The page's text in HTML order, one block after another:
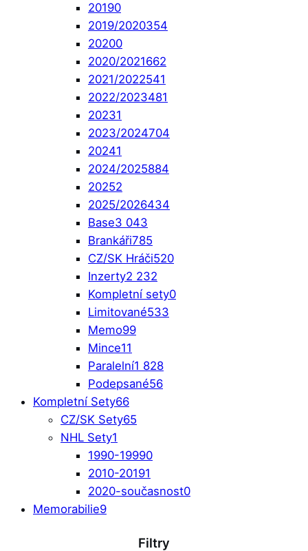
20190
2019/2020354
20200
2020/2021662
2021/2022541
2022/2023481
20231
2023/2024704
20241
2024/2025884
20252
2025/2026434
Base3 043
Brankáři785
CZ/SK Hráči520
Inzerty2 232
Kompletní sety0
Limitované533
Memo99
Mince11
Paralelní1 828
Podepsané56
Kompletní Sety66
CZ/SK Sety65
NHL Sety1
1990-19990
2010-20191
2020-současnost0
Memorabilie9
Filtry